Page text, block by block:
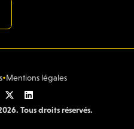
•Mentions légales
Tous droits réservés.